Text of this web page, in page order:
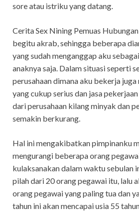
sore atau istriku yang datang.
Cerita Sex Nining Pemuas
begitu akrab, sehingga beberapa
yang sudah menganggap aku
anaknya saja. Dalam situasi seperti
perusahaan dimana aku bekerja
yang cukup serius dan jasa
dari perusahaan kilang minyak dan
semakin berkurang.
Hal ini mengakibatkan pimpinanku
mengurangi beberapa orang
kulaksanakan dalam waktu sebulan
pilah dari 20 orang pegawai itu, lalu
orang pegawai yang paling tua dan
tahun ini akan mencapai usia 55